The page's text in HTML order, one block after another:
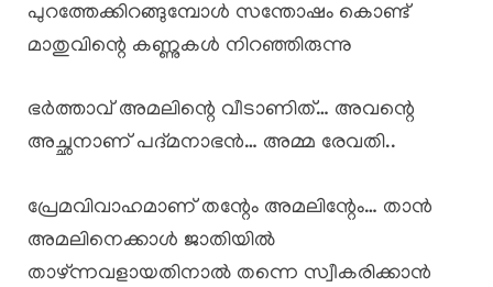
പുറത്തേക്കിറങ്ങുമ്പോൾ സന്തോഷം കൊണ്ട്
മാതുവിന്റെ കണ്ണുകൾ നിറഞ്ഞിരുന്നു
ഭർത്താവ് അമലിന്റെ വീടാണിത്… അവന്റെ
അച്ഛനാണ് പദ്മനാഭൻ… അമ്മ രേവതി..
പ്രേമവിവാഹമാണ് തന്റേം അമലിന്റേം… താൻ
അമലിനെക്കാൾ ജാതിയിൽ
താഴ്ന്നവളായതിനാൽ തന്നെ സ്വീകരിക്കാൻ